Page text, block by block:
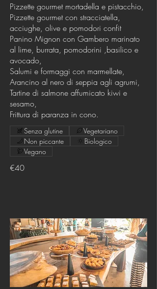
Pizzette gourmet mortadella e pistacchio,
Pizzette gourmet con stracciatella,
acciughe, olive e pomodori confit
Panino Mignon con Gambero marinato
al lime, burrata, pomodorini ,basilico e
avocado,
Salumi e formaggi con marmellate,
Arancino al nero di seppia agli agrumi,
Tartine di salmone affumicato kiwi e
sesamo,
Frittura di paranza in cono.
€40
Senza glutine
Vegetariano
Non piccante
Biologico
Vegano